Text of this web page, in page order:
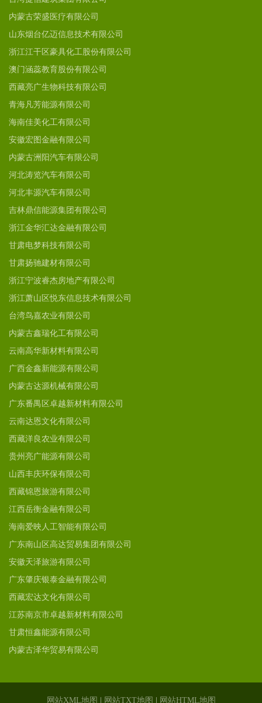
内蒙古荣盛医疗有限公司
山东烟台亿迈信息技术有限公司
浙江江干区豪具化工股份有限公司
澳门涵蕊教育股份有限公司
西藏亮广生物科技有限公司
青海凡芳能源有限公司
海南佳美化工有限公司
安徽宏图金融有限公司
内蒙古洲阳汽车有限公司
河北涛览汽车有限公司
河北丰源汽车有限公司
吉林鼎信能源集团有限公司
浙江金华汇达金融有限公司
甘肃电梦科技有限公司
甘肃扬驰建材有限公司
浙江宁波睿杰房地产有限公司
浙江萧山区悦东信息技术有限公司
台湾鸟嘉农业有限公司
内蒙古鑫瑞化工有限公司
云南高华新材料有限公司
广西金鑫新能源有限公司
内蒙古达源机械有限公司
广东番禺区卓越新材料有限公司
云南达恩文化有限公司
西藏洋良农业有限公司
贵州亮广能源有限公司
山西丰庆环保有限公司
西藏锦恩旅游有限公司
江西岳衡金融有限公司
海南爱映人工智能有限公司
广东南山区高达贸易集团有限公司
安徽天泽旅游有限公司
广东肇庆银泰金融有限公司
西藏宏达文化有限公司
江苏南京市卓越新材料有限公司
甘肃恒鑫能源有限公司
内蒙古泽华贸易有限公司
网站XML地图 网站TXT地图 网站HTML地图